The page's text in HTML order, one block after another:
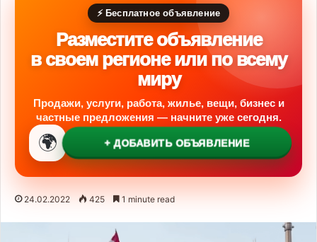
⚡ Бесплатное объявление
Разместите объявление
в своем регионе или по всему
миру
Продажи, услуги, работа, жилье, вещи, бизнес и
частные предложения — начните уже сегодня.
🌍 + ДОБАВИТЬ ОБЪЯВЛЕНИЕ
24.02.2022 425 1 minute read